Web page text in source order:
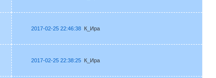
2017-02-25 22:46:38 К_Ира
2017-02-25 22:38:25 К_Ира